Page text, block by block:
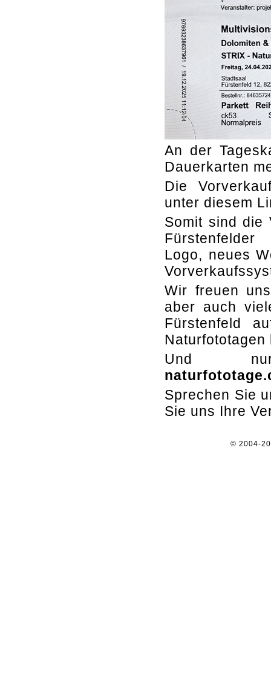
An der
Dauerkarten
Die
unter diesem
Somit sind die
Fürstenfelder
Logo, neues
Wir freuen
aber auch
Fürstenfeld
Und
Sprechen Sie
Sie uns Ihre
© 2004-